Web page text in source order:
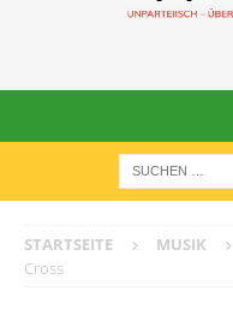
STARTSEITE MUSIK
Cross